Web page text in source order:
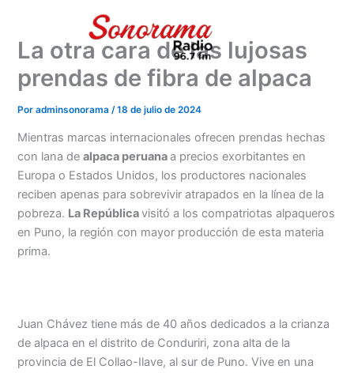
contenido
La otra cara de las lujosas
prendas de fibra de alpaca
Poradminsonorama/18 de julio de 2024
Mientras marcas internacionales ofrecen prendas hechas
con lana dealpaca peruanaa precios exorbitantes en
Europa o Estados Unidos, los productores nacionales
reciben apenas para sobrevivir atrapados en la línea de la
pobreza. La Repúblicavisitó a los compatriotas alpaqueros
en Puno, la región con mayor producción de esta materia
prima.
Juan Chávez tiene más de 40 años dedicados a la crianza
de alpaca en el distrito de Conduriri, zona alta de la
provincia de El Collao-Ilave, al sur de Puno. Vive en una